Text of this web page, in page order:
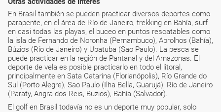
En Brasil también se pueden practicar diversos deportes como
parapente, en el área de Río de Janeiro, trekking en Bahía, surf
en casi todas las playas, el buceo en puntos rescatables como
la isla de Fernando de Noronha (Pernambuco), Abrolhos (Bahía),
Búzios (Río de Janeiro) y Ubatuba (Sao Paulo). La pesca se
puede practicar en la región de Pantanal y del Amazonas. El
deporte de vela es posible practicarlo en todo el litoral,
principalmente en Sata Catarina (Florianópolis), Río Grande do
Sul (Porto Alegre), Sao Paulo (Ilha Bella, Guarujá), Río de Janeiro
(Paraty, Angra dos Reis, Buzios), Bahía (Salvador).
El golf en Brasil todavía no es un deporte muy popular, solo